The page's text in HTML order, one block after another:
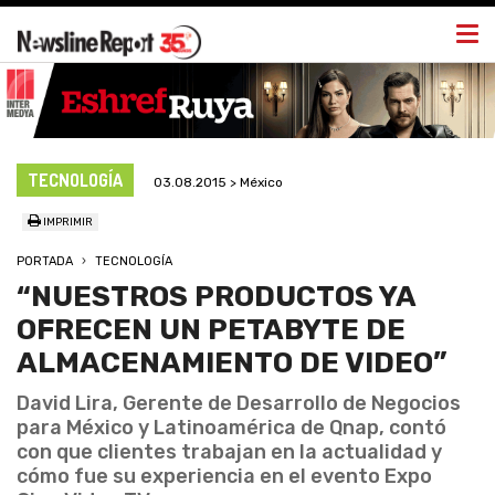
TECNOLOGÍA 03.08.2015 > México
IMPRIMIR
PORTADA TECNOLOGÍA
“NUESTROS PRODUCTOS YA
OFRECEN UN PETABYTE DE
ALMACENAMIENTO DE VIDEO”
David Lira, Gerente de Desarrollo de Negocios
para México y Latinoamérica de Qnap, contó
con que clientes trabajan en la actualidad y
cómo fue su experiencia en el evento Expo